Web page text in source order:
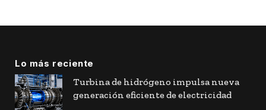
Lo más reciente
Turbina de hidrógeno impulsa nueva
generación eficiente de electricidad